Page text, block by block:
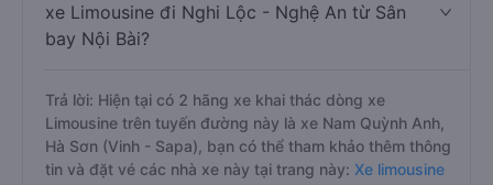
xe Limousine đi Nghi Lộc - Nghệ An từ Sân
bay Nội Bài?
Trả lời: Hiện tại có 2 hãng xe khai thác dòng xe
Limousine trên tuyến đường này là xe Nam Quỳnh Anh,
Hà Sơn (Vinh - Sapa), bạn có thể tham khảo thêm thông
tin và đặt vé các nhà xe này tại trang này: Xe limousine